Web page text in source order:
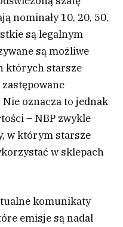
nominały 10, 20, 50,
są legalnym
są możliwe
których starsze
oznacza to jednak
– NBP zwykle
w którym starsze
w sklepach
komunikaty
emisje są nadal